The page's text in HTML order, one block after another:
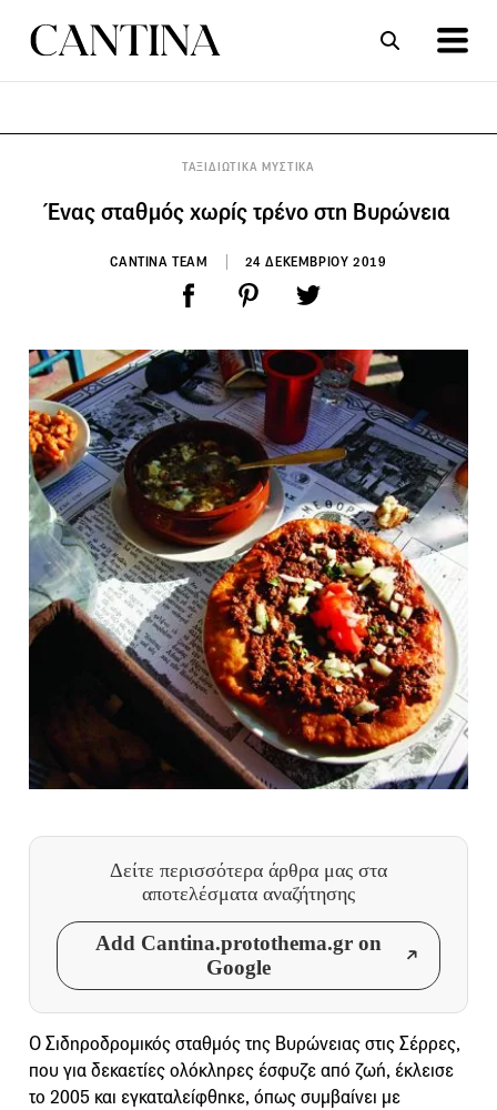
ΤΑΞΙΔΙΩΤΙΚΑ ΜΥΣΤΙΚΑ
Ένας σταθμός χωρίς τρένο στη Βυρώνεια
CANTINA TEAM 24 ΔΕΚΕΜΒΡΙΟΥ 2019
Δείτε περισσότερα άρθρα μας στα
αποτελέσματα αναζήτησης
Add Cantina.protothema.gr on
Google
O Σιδηροδρομικός σταθμός της Βυρώνειας στις Σέρρες,
που για δεκαετίες ολόκληρες έσφυζε από ζωή, έκλεισε
το 2005 και εγκαταλείφθηκε, όπως συμβαίνει με